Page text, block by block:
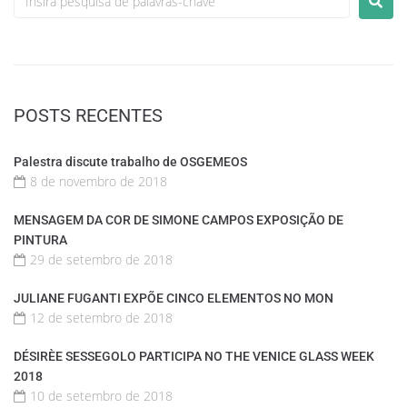
POSTS RECENTES
Palestra discute trabalho de OSGEMEOS
8 de novembro de 2018
MENSAGEM DA COR DE SIMONE CAMPOS EXPOSIÇÃO DE
PINTURA
29 de setembro de 2018
JULIANE FUGANTI EXPÕE CINCO ELEMENTOS NO MON
12 de setembro de 2018
DÉSIRÈE SESSEGOLO PARTICIPA NO THE VENICE GLASS WEEK
2018
10 de setembro de 2018